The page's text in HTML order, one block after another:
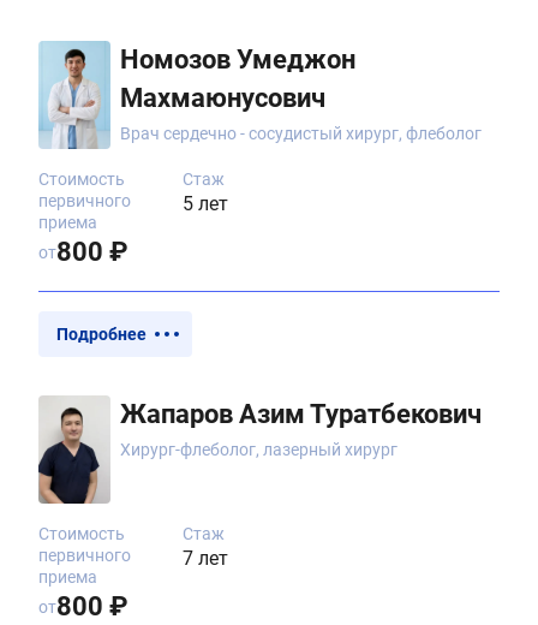
Номозов Умеджон
Махмаюнусович
Врач сердечно - сосудистый хирург, флеболог
Стаж
5 лет
Стоимость
первичного
приема
от800 ₽
Подробнее
Жапаров Азим Туратбекович
Хирург-флеболог, лазерный хирург
Стаж
7 лет
Стоимость
первичного
приема
от800 ₽